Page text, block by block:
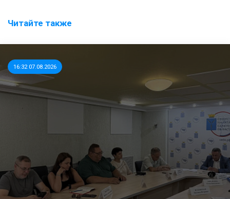
Читайте также
16:32 07.08.2026